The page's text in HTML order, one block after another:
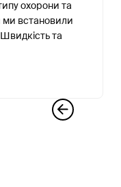
охорони та
ми встановили
та